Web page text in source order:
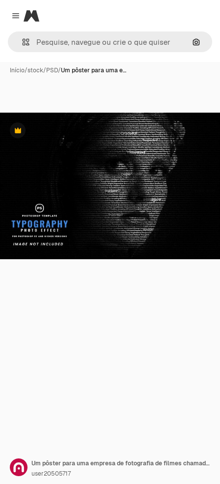
Close menu
Magnific
Início/stock/PSD/Um pôster para uma e…
Premium
Um pôster para uma empresa de fotografia de filmes chamada photography.
user20505717